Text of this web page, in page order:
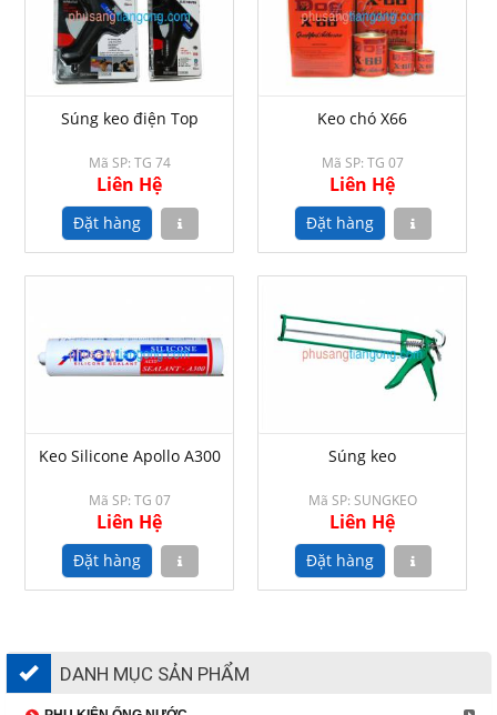
Súng keo điện Top
Mã SP: TG 74
Liên Hệ
Keo chó X66
Mã SP: TG 07
Liên Hệ
Keo Silicone Apollo A300
Mã SP: TG 07
Liên Hệ
Súng keo
Mã SP: SUNGKEO
Liên Hệ
DANH MỤC SẢN PHẨM